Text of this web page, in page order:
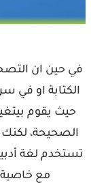
في حين ان
الكتابة او في
حيث يقوم
الصحيحة، لكنك
تستخدم لغة
مع خاصية